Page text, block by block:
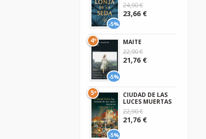
-5%
24,90 €
23,66 €
-5%
4º
MAITE
22,90 €
21,76 €
-5%
5º
CIUDAD DE LAS
LUCES MUERTAS
22,90 €
21,76 €